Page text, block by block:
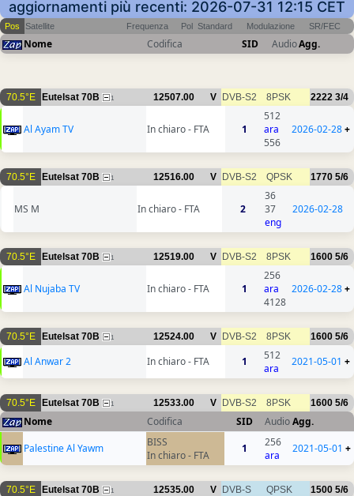
aggiornamenti più recenti: 2026-07-31 12:15 CET
Pos Satellite Frequenza Pol Standard Modulazione SR/FEC
Nome Codifica SID AudioAgg.
70.5°E Eutelsat 70B 1 12507.00 V DVB-S2 8PSK 2222 3/4
Al Ayam TV In chiaro - FTA 1
512
ara
556
2026-02-28+
70.5°E Eutelsat 70B 1 12516.00 V DVB-S2 QPSK 1770 5/6
MS M In chiaro - FTA 2
36
37
eng
2026-02-28
70.5°E Eutelsat 70B 1 12519.00 V DVB-S2 8PSK 1600 5/6
Al Nujaba TV In chiaro - FTA 1
256
ara
4128
2026-02-28+
70.5°E Eutelsat 70B 1 12524.00 V DVB-S2 8PSK 1600 5/6
Al Anwar 2 In chiaro - FTA 1
512
ara
2021-05-01 +
70.5°E Eutelsat 70B 1 12533.00 V DVB-S2 8PSK 1600 5/6
Nome Codifica SID AudioAgg.
Palestine Al Yawm
BISS
In chiaro - FTA
1
256
ara
2021-05-01 +
70.5°E Eutelsat 70B 1 12535.00 V DVB-S QPSK 1500 5/6